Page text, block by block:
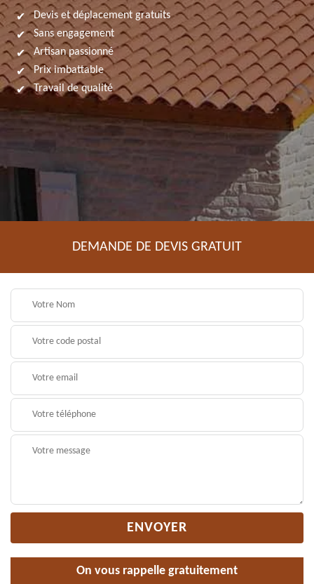
Devis et déplacement gratuits
Sans engagement
Artisan passionné
Prix imbattable
Travail de qualité
DEMANDE DE DEVIS GRATUIT
On vous rappelle gratuitement